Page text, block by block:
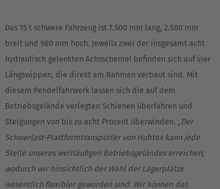
Deutsch
Polska
Polski
Türkiye
Türkçe
English Neutral
Das 15 t schwere Fahrzeug ist 7.500 mm lang, 2.500 mm
breit und 980 mm hoch. Jeweils zwei der insgesamt acht
hydraulisch gelenkten Achsschemel befinden sich auf vier
Längswippen, die direkt am Rahmen verbaut sind. Mit
diesem Pendelfahrwerk lassen sich die auf dem
Betriebsgelände verlegten Schienen überfahren und
Steigungen von bis zu acht Prozent überwinden. „Der
Schwerlast-Plattformtransporter von Hubtex kann jede
Stelle unseres weitläufigen Betriebsgeländes erreichen,
wodurch wir hinsichtlich der Wahl der Lagerplätze
wesentlich flexibler geworden sind. Wir können das